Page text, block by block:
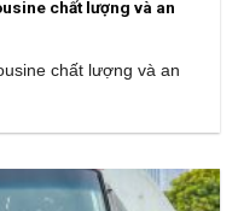
chất lượng và an
chất lượng và an